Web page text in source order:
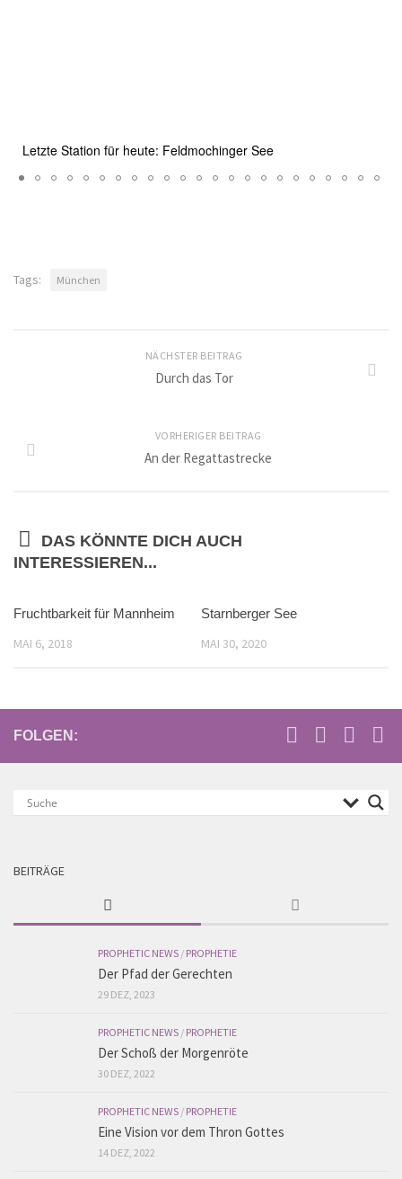
Letzte Station für heute: Feldmochinger See
Tags: München
NÄCHSTER BEITRAG
Durch das Tor
VORHERIGER BEITRAG
An der Regattastrecke
DAS KÖNNTE DICH AUCH
INTERESSIEREN...
Fruchtbarkeit für Mannheim
MAI 6, 2018
Starnberger See
MAI 30, 2020
FOLGEN:
BEITRÄGE
PROPHETIC NEWS / PROPHETIE
Der Pfad der Gerechten
29 DEZ, 2023
PROPHETIC NEWS / PROPHETIE
Der Schoß der Morgenröte
30 DEZ, 2022
PROPHETIC NEWS / PROPHETIE
Eine Vision vor dem Thron Gottes
14 DEZ, 2022